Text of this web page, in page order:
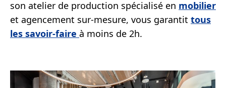
son atelier de production spécialisé en mobilier
et agencement sur-mesure, vous garantit tous
les savoir-faire à moins de 2h.